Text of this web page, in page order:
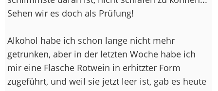
Sehen wir es doch als Prüfung!
Alkohol habe ich schon lange nicht mehr
getrunken, aber in der letzten Woche habe ich
mir eine Flasche Rotwein in erhitzter Form
zugeführt, und weil sie jetzt leer ist, gab es heute